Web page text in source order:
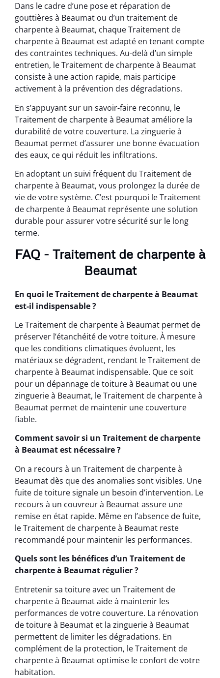
Dans le cadre d’une pose et réparation de
gouttières à Beaumat ou d’un traitement de
charpente à Beaumat, chaque Traitement de
charpente à Beaumat est adapté en tenant compte
des contraintes techniques. Au-delà d’un simple
entretien, le Traitement de charpente à Beaumat
consiste à une action rapide, mais participe
activement à la prévention des dégradations.
En s’appuyant sur un savoir-faire reconnu, le
Traitement de charpente à Beaumat améliore la
durabilité de votre couverture. La zinguerie à
Beaumat permet d’assurer une bonne évacuation
des eaux, ce qui réduit les infiltrations.
En adoptant un suivi fréquent du Traitement de
charpente à Beaumat, vous prolongez la durée de
vie de votre système. C’est pourquoi le Traitement
de charpente à Beaumat représente une solution
durable pour assurer votre sécurité sur le long
terme.
FAQ - Traitement de charpente à
Beaumat
En quoi le Traitement de charpente à Beaumat
est-il indispensable ?
Le Traitement de charpente à Beaumat permet de
préserver l’étanchéité de votre toiture. À mesure
que les conditions climatiques évoluent, les
matériaux se dégradent, rendant le Traitement de
charpente à Beaumat indispensable. Que ce soit
pour un dépannage de toiture à Beaumat ou une
zinguerie à Beaumat, le Traitement de charpente à
Beaumat permet de maintenir une couverture
fiable.
Comment savoir si un Traitement de charpente
à Beaumat est nécessaire ?
On a recours à un Traitement de charpente à
Beaumat dès que des anomalies sont visibles. Une
fuite de toiture signale un besoin d’intervention. Le
recours à un couvreur à Beaumat assure une
remise en état rapide. Même en l’absence de fuite,
le Traitement de charpente à Beaumat reste
recommandé pour maintenir les performances.
Quels sont les bénéfices d’un Traitement de
charpente à Beaumat régulier ?
Entretenir sa toiture avec un Traitement de
charpente à Beaumat aide à maintenir les
performances de votre couverture. La rénovation
de toiture à Beaumat et la zinguerie à Beaumat
permettent de limiter les dégradations. En
complément de la protection, le Traitement de
charpente à Beaumat optimise le confort de votre
habitation.